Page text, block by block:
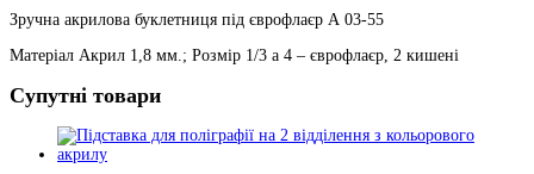
Зручна акрилова буклетниця під єврофлаєр А 03-55
Матеріал Акрил 1,8 мм.; Розмір 1/3 а 4 – єврофлаєр, 2 кишені
Супутні товари